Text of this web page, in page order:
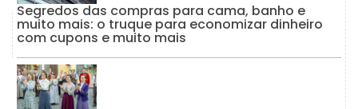
Segredos das compras para cama, banho e
muito mais: o truque para economizar dinheiro
com cupons e muito mais